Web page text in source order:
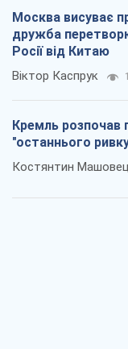
Москва висуває
дружба
Росії від Китаю
Віктор Каспрук
Кремль розпочав
"останнього
Костянтин